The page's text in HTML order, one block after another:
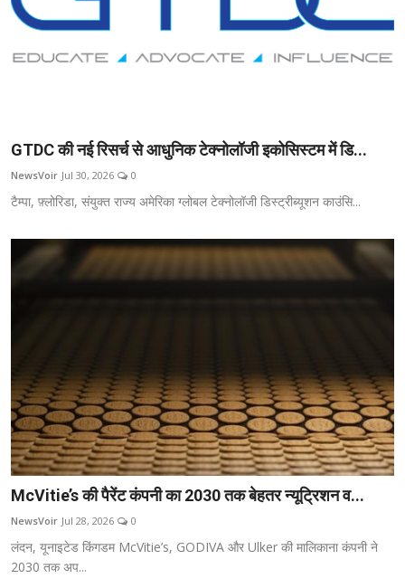
GTDC की नई रिसर्च से आधुनिक टेक्नोलॉजी इकोसिस्टम में डि...
NewsVoir Jul 30, 2026 0
टैम्पा, फ़्लोरिडा, संयुक्त राज्य अमेरिका ग्लोबल टेक्नोलॉजी डिस्ट्रीब्यूशन काउंसि...
McVitie’s की पैरेंट कंपनी का 2030 तक बेहतर न्यूट्रिशन व...
NewsVoir Jul 28, 2026 0
लंदन, यूनाइटेड किंगडम McVitie’s, GODIVA और Ulker की मालिकाना कंपनी ने
2030 तक अप...